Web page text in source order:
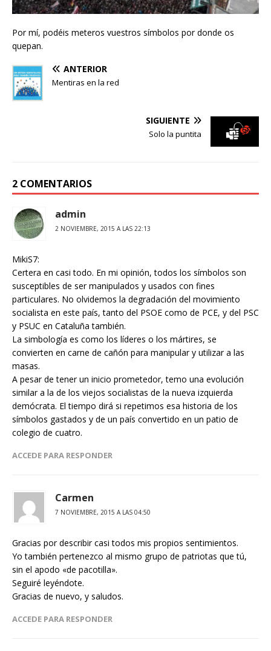
Por mí, podéis meteros vuestros símbolos por donde os
quepan.
ANTERIOR
Mentiras en la red
SIGUIENTE
Solo la puntita
2 COMENTARIOS
admin
2 NOVIEMBRE, 2015 A LAS 22:13
MikiS7:
Certera en casi todo. En mi opinión, todos los símbolos son
susceptibles de ser manipulados y usados con fines
particulares. No olvidemos la degradación del movimiento
socialista en este país, tanto del PSOE como de PCE, y del PSC
y PSUC en Cataluña también.
La simbología es como los líderes o los mártires, se
convierten en carne de cañón para manipular y utilizar a las
masas.
A pesar de tener un inicio prometedor, temo una evolución
similar a la de los viejos socialistas de la nueva izquierda
demócrata. El tiempo dirá si repetimos esa historia de los
símbolos gastados y de un país convertido en un patio de
colegio de cuatro.
ACCEDE PARA RESPONDER
Carmen
7 NOVIEMBRE, 2015 A LAS 04:50
Gracias por describir casi todos mis propios sentimientos.
Yo también pertenezco al mismo grupo de patriotas que tú,
sin el apodo «de pacotilla».
Seguiré leyéndote.
Gracias de nuevo, y saludos.
ACCEDE PARA RESPONDER